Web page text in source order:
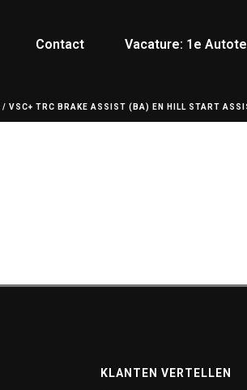
Contact Vacature: 1e
/ VSC+ TRC BRAKE ASSIST (BA) EN HILL START
KLANTEN VERTELLEN